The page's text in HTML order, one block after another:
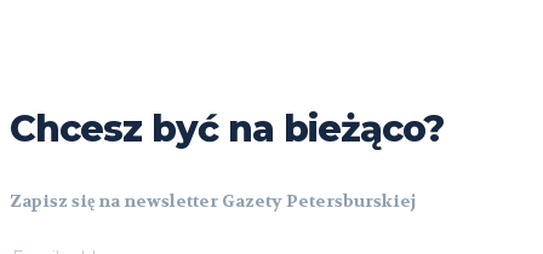
Chcesz być na bieżąco?
Zapisz się na newsletter Gazety Petersburskiej